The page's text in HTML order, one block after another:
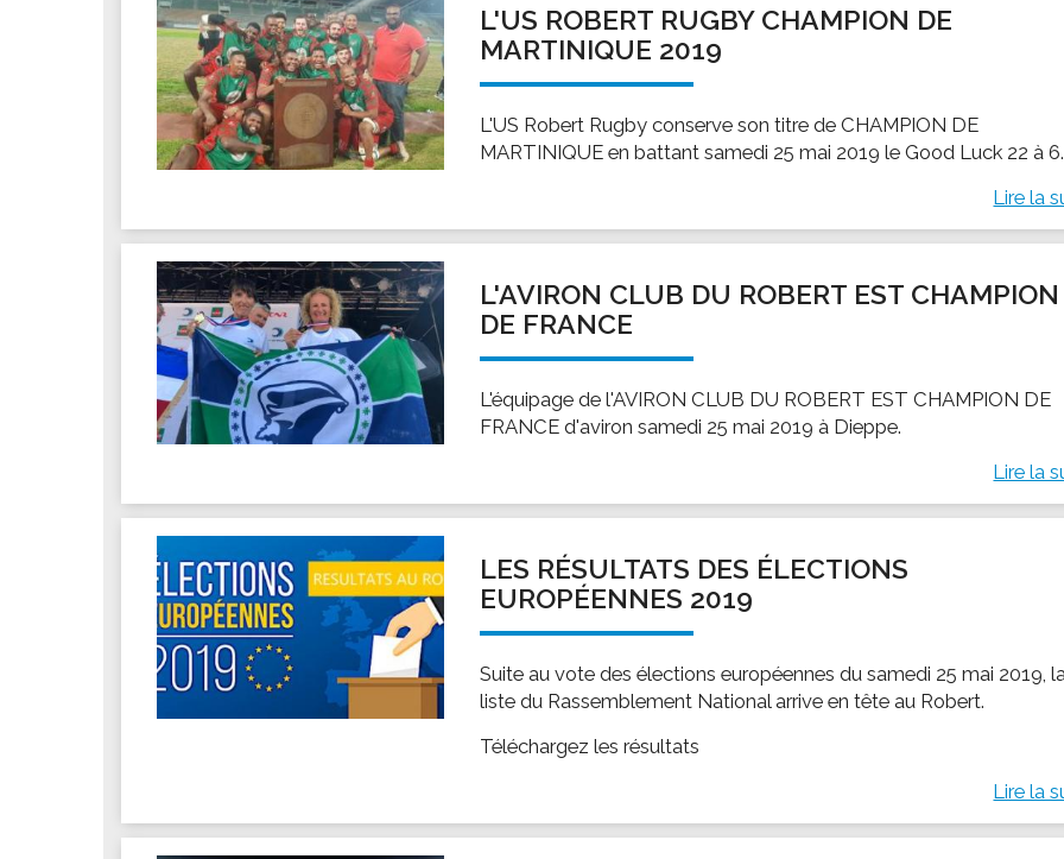
Annuaire santé
L'US ROBERT RUGBY CHAMPION DE
MARTINIQUE 2019
L'US Robert Rugby conserve son titre de CHAMPION DE
MARTINIQUE en battant samedi 25 mai 2019 le Good Luck 22 à 6.
Lire la
L'AVIRON CLUB DU ROBERT EST CHAMPION
DE FRANCE
L'équipage de l'AVIRON CLUB DU ROBERT EST CHAMPION DE
FRANCE d'aviron samedi 25 mai 2019 à Dieppe.
Lire la
LES RÉSULTATS DES ÉLECTIONS
EUROPÉENNES 2019
Suite au vote des élections européennes du samedi 25 mai 2019,
liste du Rassemblement National arrive en tête au Robert.
Téléchargez les résultats
Lire la